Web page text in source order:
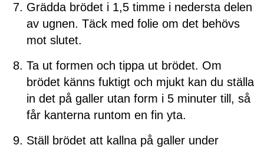
Grädda brödet i 1,5 timme i nedersta delen
av ugnen. Täck med folie om det behövs
mot slutet.
Ta ut formen och tippa ut brödet. Om
brödet känns fuktigt och mjukt kan du ställa
in det på galler utan form i 5 minuter till, så
får kanterna runtom en fin yta.
Ställ brödet att kallna på galler under